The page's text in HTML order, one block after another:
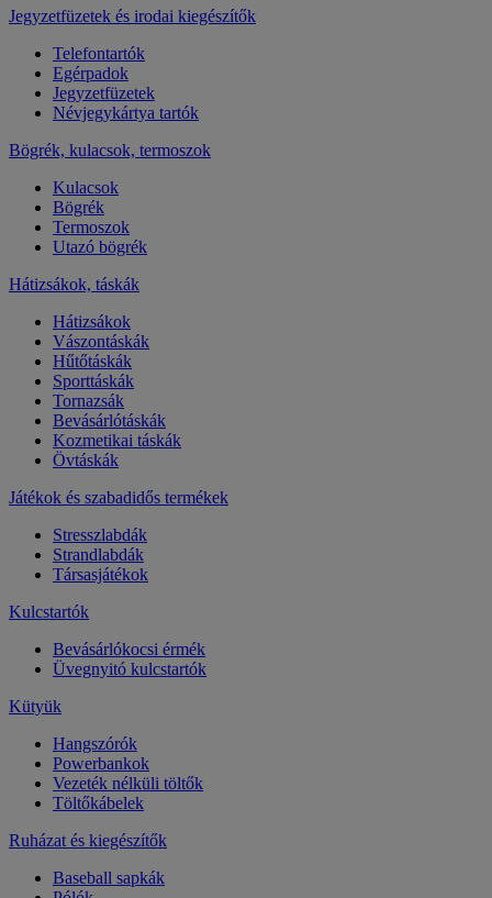
Jegyzetfüzetek és irodai kiegészítők
Telefontartók
Egérpadok
Jegyzetfüzetek
Névjegykártya tartók
Bögrék, kulacsok, termoszok
Kulacsok
Bögrék
Termoszok
Utazó bögrék
Hátizsákok, táskák
Hátizsákok
Vászontáskák
Hűtőtáskák
Sporttáskák
Tornazsák
Bevásárlótáskák
Kozmetikai táskák
Övtáskák
Játékok és szabadidős termékek
Stresszlabdák
Strandlabdák
Társasjátékok
Kulcstartók
Bevásárlókocsi érmék
Üvegnyitó kulcstartók
Kütyük
Hangszórók
Powerbankok
Vezeték nélküli töltők
Töltőkábelek
Ruházat és kiegészítők
Baseball sapkák